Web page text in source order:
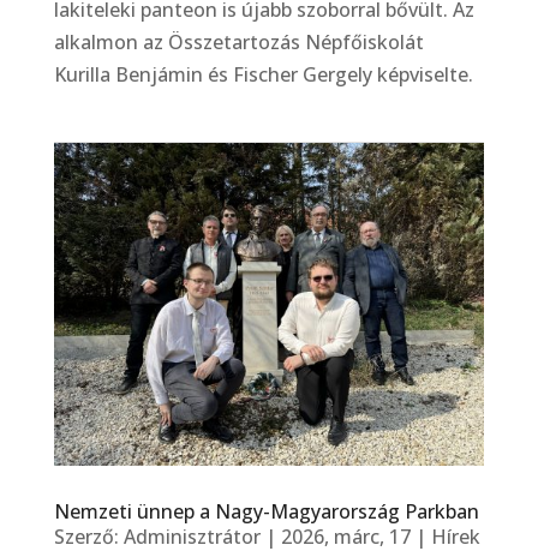
lakiteleki panteon is újabb szoborral bővült. Az
alkalmon az Összetartozás Népfőiskolát
Kurilla Benjámin és Fischer Gergely képviselte.
Nemzeti ünnep a Nagy-Magyarország Parkban
Szerző: Adminisztrátor| 2026, márc, 17| Hírek